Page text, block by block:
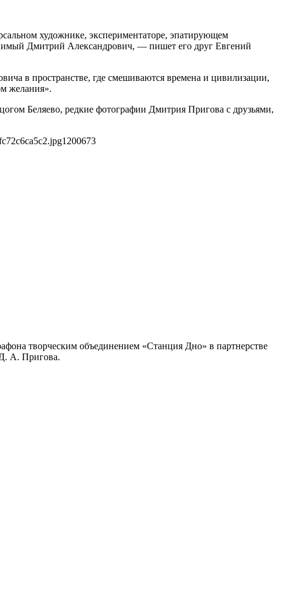
художнике, экспериментаторе, эпатирующем
Дмитрий Александрович, — пишет его друг Евгений
в пространстве, где смешиваются времена и цивилизации,
желания».
Беляево, редкие фотографии Дмитрия Пригова с друзьями,
1200673
творческим объединением «Станция Дно» в партнерстве
А. Пригова.